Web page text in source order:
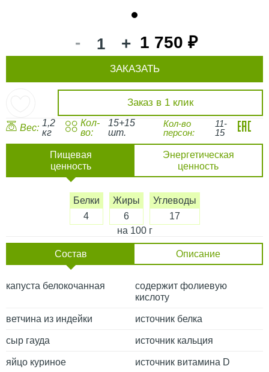
- + 1 750 ₽
Заказ в 1 клик
ЗАКАЗАТЬ
Вес: 1,2
кг
Кол-
во:
15+15
шт.
Кол-во
персон:
11-
15
Пищевая
ценность
Энергетическая
ценность
Белки
4
Жиры
6
Углеводы
17
на 100 г
Состав Описание
капуста белокочанная
содержит фолиевую
кислоту
ветчина из индейки источник белка
сыр гауда источник кальция
яйцо куриное источник витамина D